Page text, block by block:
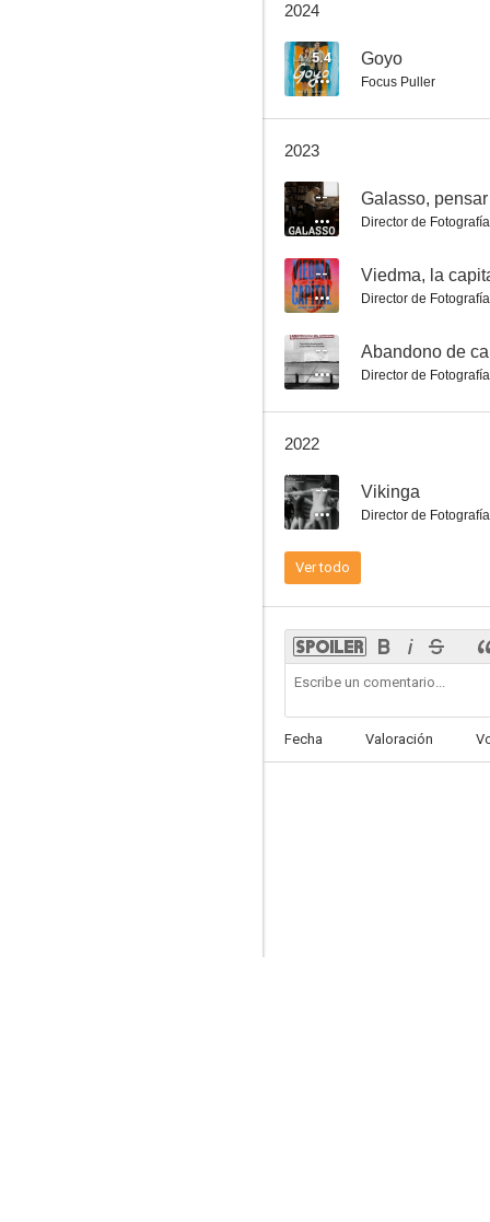
La música interior
Argentino Vargas
2024
5.4 Goyo
Focus Puller
2023
-- Galasso,
Director de Fotografía
-- Viedma, la
Director de Fotografía
-- Abandono de
Director de Fotografía
2022
-- Vikinga
Director de Fotografía
Ver todo
Fecha Valoración